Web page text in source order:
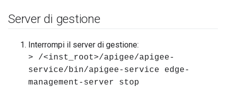
Server di gestione
Interrompi il server di gestione:
> /<inst_root>/apigee/apigee-
service/bin/apigee-service edge-
management-server stop